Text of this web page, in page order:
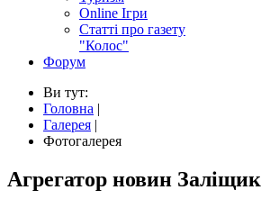
Online Ігри
Статті про газету
"Колос"
Форум
Ви тут:
Головна |
Галерея |
Фотогалерея
Агрегатор новин Заліщик